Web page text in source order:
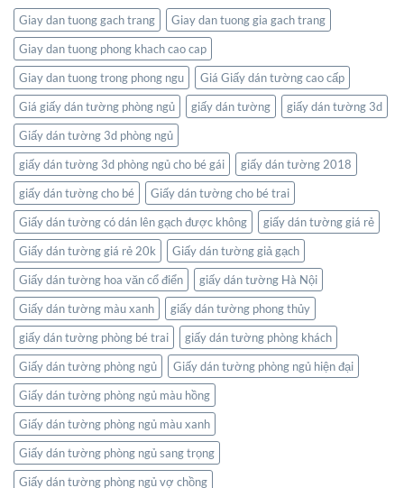
Thiên
Nhiên
Kết
nối
giới
ngay
trong
không
gian
sống
của
bạn
Giay dan tuong gach trang
Giay dan tuong gia gach trang
Giay dan tuong phong khach cao cap
Giay dan tuong trong phong ngu
Giá Giấy dán tường cao cấp
Giá giấy dán tường phòng ngủ
giấy dán tường
giấy dán tường 3d
Giấy dán tường 3d phòng ngủ
giấy dán tường 3d phòng ngủ cho bé gái
giấy dán tường 2018
giấy dán tường cho bé
Giấy dán tường cho bé trai
Giấy dán tường có dán lên gạch được không
giấy dán tường giá rẻ
Giấy dán tường giá rẻ 20k
Giấy dán tường giả gạch
Giấy dán tường hoa văn cổ điển
giấy dán tường Hà Nội
Giấy dán tường màu xanh
giấy dán tường phong thủy
giấy dán tường phòng bé trai
giấy dán tường phòng khách
Giấy dán tường phòng ngủ
Giấy dán tường phòng ngủ hiện đại
Giấy dán tường phòng ngủ màu hồng
Giấy dán tường phòng ngủ màu xanh
Giấy dán tường phòng ngủ sang trọng
Giấy dán tường phòng ngủ vợ chồng